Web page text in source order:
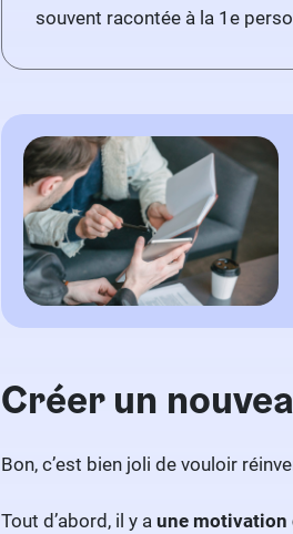
souvent racontée à la 1e
Créer un
Bon, c’est bien joli de vouloir
Tout d’abord, il y a une motivation